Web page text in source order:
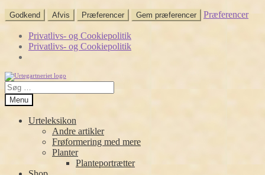
Godkend Afvis Præferencer Gem præferencer Præferencer
Privatlivs- og Cookiepolitik
Privatlivs- og Cookiepolitik
Spring
til
navigation
Spring
til
indhold
Søg
efter:
Menu
Urteleksikon
Andre artikler
Frøformering med mere
Planter
Planteportrætter